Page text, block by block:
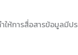
ให้การสื่อสารข้อมูลมี